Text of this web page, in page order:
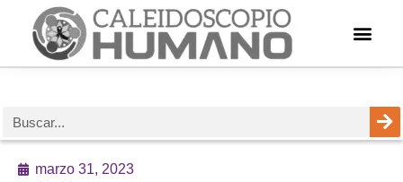
marzo 31, 2023